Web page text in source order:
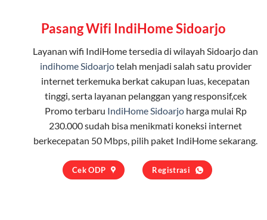
Pasang Wifi IndiHome Sidoarjo
Layanan wifi IndiHometersedia di wilayah Sidoarjo dan
indihome Sidoarjotelah menjadi salah satu provider
internet terkemuka berkat cakupan luas, kecepatan
tinggi, serta layanan pelanggan yang responsif,cek
Promo terbaru IndiHome Sidoarjoharga mulai Rp
230.000 sudah bisa menikmati koneksi internet
berkecepatan 50 Mbps, pilih paket IndiHomesekarang.
Cek ODP Registrasi